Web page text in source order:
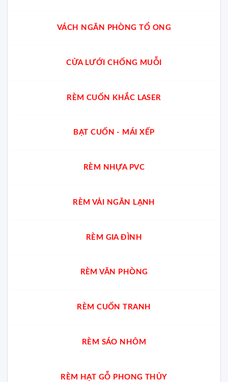
VÁCH NGĂN PHÒNG TỔ ONG
CỬA LƯỚI CHỐNG MUỖI
RÈM CUỐN KHẮC LASER
BẠT CUỐN - MÁI XẾP
RÈM NHỰA PVC
RÈM VẢI NGĂN LẠNH
RÈM GIA ĐÌNH
RÈM VĂN PHÒNG
RÈM CUỐN TRANH
RÈM SÁO NHÔM
RÈM HẠT GỖ PHONG THỦY